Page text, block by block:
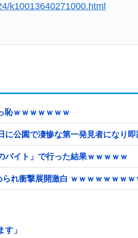
k10013640271000.html
恥ｗｗｗｗｗｗｗ
に公園で凄惨な第一発見者にな
バイト」で行った結果ｗｗｗｗｗ
れ衝撃展開激白 ｗｗｗｗｗｗｗｗ
」